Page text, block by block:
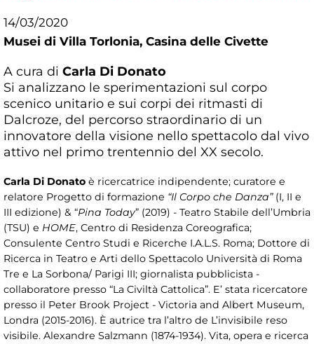
14/03/2020
Musei di Villa Torlonia, Casina delle Civette
A cura di Carla Di Donato
Si analizzano le sperimentazioni sul corpo
scenico unitario e sui corpi dei ritmasti di
Dalcroze, del percorso straordinario di un
innovatore della visione nello spettacolo dal vivo
attivo nel primo trentennio del XX secolo.
Carla Di Donato è ricercatrice indipendente; curatore e
relatore Progetto di formazione “Il Corpo che Danza”(I, II e
III edizione) & “Pina Today” (2019) - Teatro Stabile dell’Umbria
(TSU) e HOME, Centro di Residenza Coreografica;
Consulente Centro Studi e Ricerche I.A.L.S. Roma; Dottore di
Ricerca in Teatro e Arti dello Spettacolo Università di Roma
Tre e La Sorbona/ Parigi III; giornalista pubblicista -
collaboratore presso “La Civiltà Cattolica”. E’ stata ricercatore
presso il Peter Brook Project - Victoria and Albert Museum,
Londra (2015-2016). È autrice tra l’altro de L’invisibile reso
visibile. Alexandre Salzmann (1874-1934). Vita, opera e ricerca